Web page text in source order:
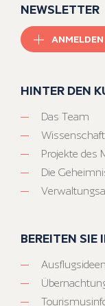
NEWSLETTER
ANMELDEN
HINTER DEN
Das Team
Projekte des
Die
BEREITEN SIE